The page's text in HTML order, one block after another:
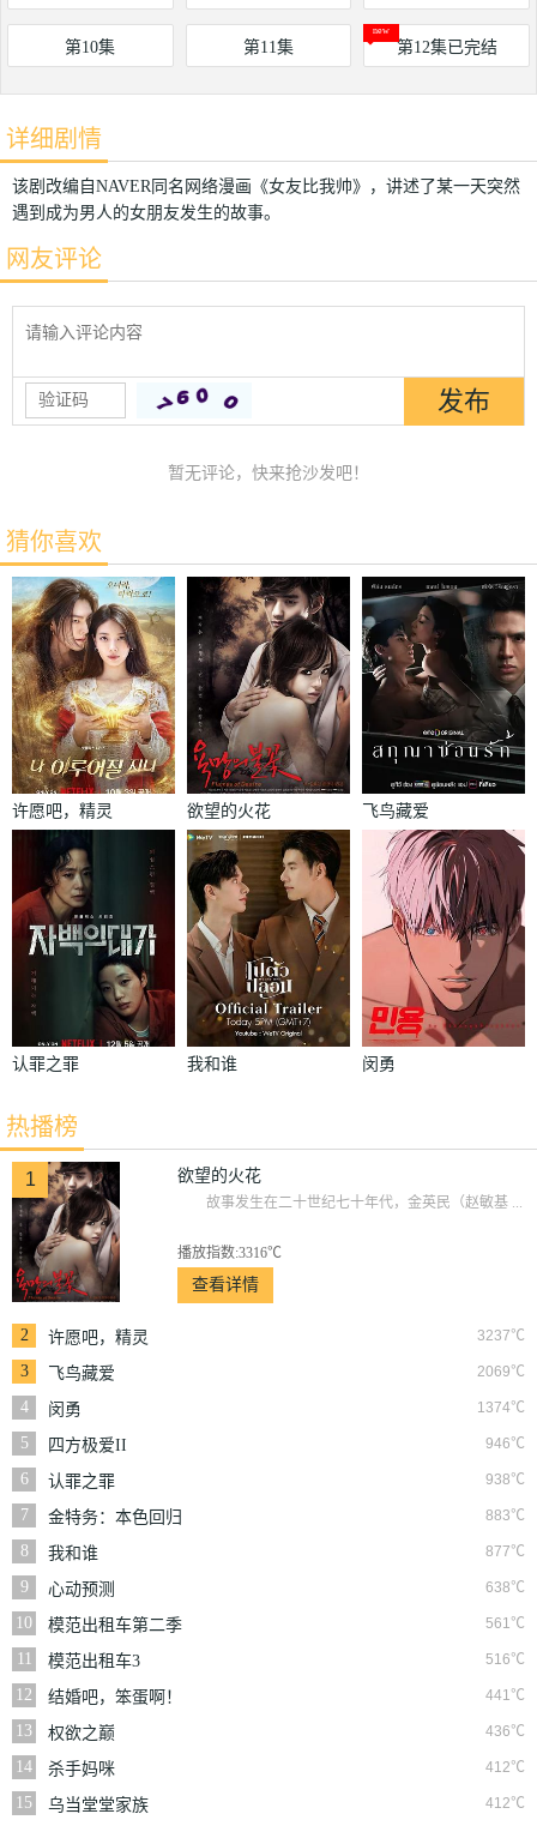
第10集 第11集 第12集已完结
详细剧情
该剧改编自NAVER同名网络漫画《女友比我帅》，讲述了某一天突然
遇到成为男人的女朋友发生的故事。
网友评论
暂无评论，快来抢沙发吧！
猜你喜欢
许愿吧，精灵 欲望的火花 飞鸟藏爱
认罪之罪 我和谁 闵勇
热播榜
1 欲望的火花
故事发生在二十世纪七十年代，金英民（赵敏基 ...
播放指数:3316℃
查看详情
2 3237℃
许愿吧，精灵
3
2069℃
飞鸟藏爱
4
1374℃
闵勇
5
946℃
四方极爱II
6
938℃
认罪之罪
7
883℃
金特务：本色回归
8
877℃
我和谁
9
638℃
心动预测
10
561℃
模范出租车第二季
11
516℃
模范出租车3
12
441℃
结婚吧，笨蛋啊！
13
436℃
权欲之巅
14
412℃
杀手妈咪
15
412℃
乌当堂堂家族